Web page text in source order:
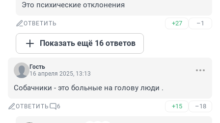
Это психические отклонения
ОТВЕТИТЬ +27 –1
Показать ещё 16 ответов
Гость
16 апреля 2025, 13:13
Собачники - это больные на голову люди .
ОТВЕТИТЬ 6 +15 –18